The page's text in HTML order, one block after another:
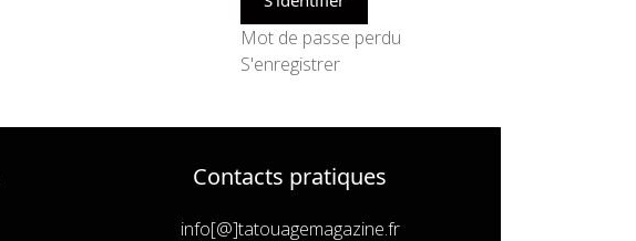
Mot de passe perdu
S'enregistrer
Contacts pratiques
info[@]tatouagemagazine.fr